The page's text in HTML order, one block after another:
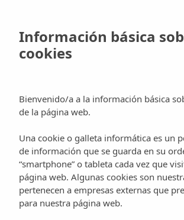
main
content
Sal de
tienda
Tiendas y moda
Es la primera tienda de esta conocida
Información básica
cookies
Bienvenido/a a la información básica
de la página web.
Una cookie o galleta informática es un
de información que se guarda en su
“smartphone” o tableta cada vez que
página web. Algunas cookies son
pertenecen a empresas externas que
para nuestra página web.